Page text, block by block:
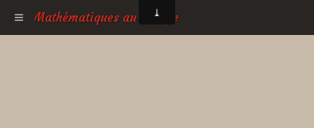
Mathématiques au collège